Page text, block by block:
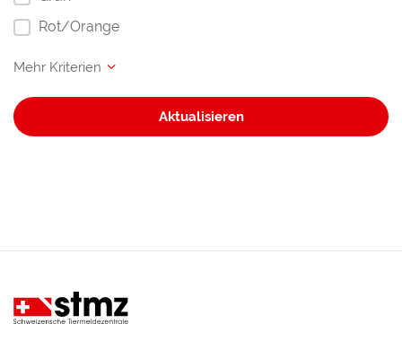
Rot/Orange
Aktualisieren